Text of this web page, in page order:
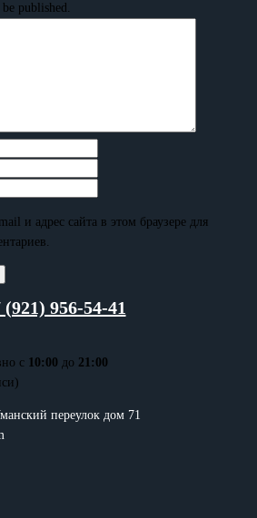
published.
и адрес сайта в этом браузере для
(921) 956-54-41
с 10:00 до 21:00
переулок дом 71